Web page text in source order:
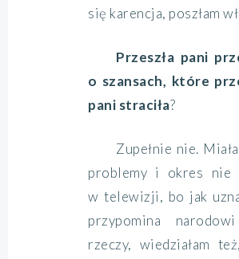
się karencja, poszłam
Przeszła pani
o szansach, które
pani straciła?
Zupełnie nie.
problemy i okres nie
w telewizji, bo jak
przypomina
rzeczy, wiedziałam